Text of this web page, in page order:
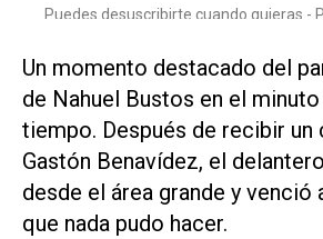
Un momento destacado del
de Nahuel Bustos en el
tiempo. Después de recibir un
Gastón Benavídez, el
desde el área grande y venció
que nada pudo hacer.